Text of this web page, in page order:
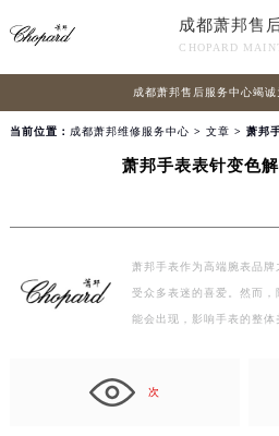
成都萧邦售
CHOPARD
成都萧邦售后服务中心竭诚
当前位置： 成都萧邦维修服务中心 > 文章 > 萧邦
萧邦手表表针变色
萧邦手表作为高端腕表品
受众多表迷的喜爱。然而
能会出现，影响手表的整体
次